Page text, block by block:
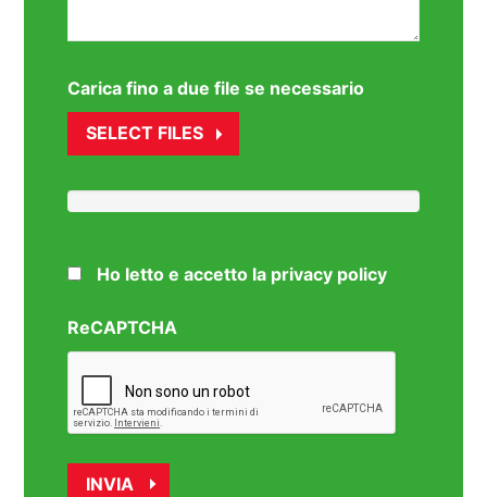
Carica fino a due file se necessario
SELECT FILES
Ho letto e accetto la privacy policy
ReCAPTCHA